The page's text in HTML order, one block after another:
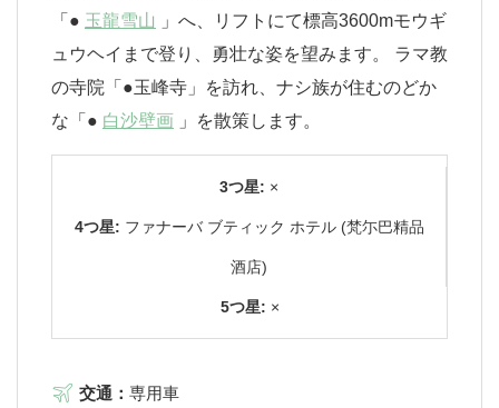
「● 玉龍雪山
」へ、リフトにて標高3600mモウギ
ュウヘイまで登り、勇壮な姿を望みます。 ラマ教
の寺院「●玉峰寺」を訪れ、ナシ族が住むのどか
な「● 白沙壁画 」を散策します。
3つ星: ×
4つ星: ファナーバ ブティック ホテル (梵尓巴精品
酒店)
5つ星: ×
交通： 専用車